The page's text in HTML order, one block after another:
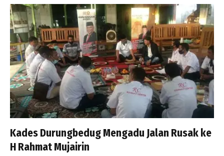
Kades Durungbedug Mengadu Jalan Rusak ke
H Rahmat Mujairin